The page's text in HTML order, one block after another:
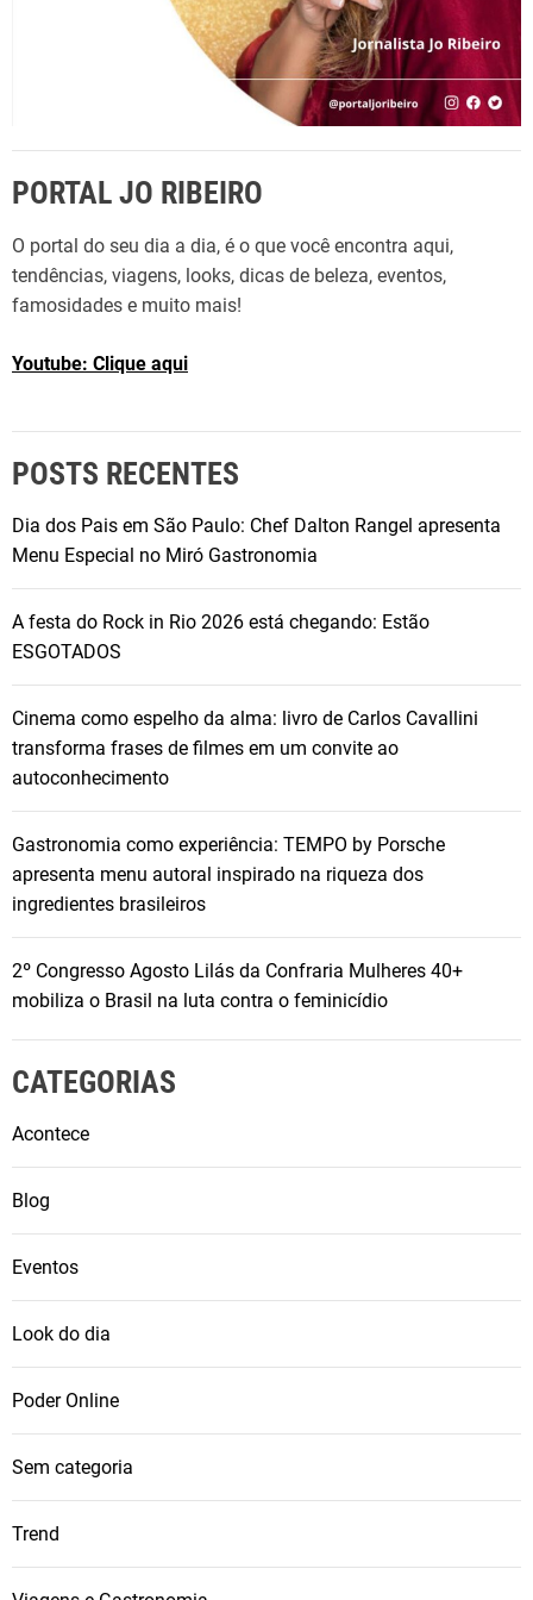
PORTAL JO RIBEIRO
O portal do seu dia a dia, é o que você encontra aqui,
tendências, viagens, looks, dicas de beleza, eventos,
famosidades e muito mais!
Youtube: Clique aqui
POSTS RECENTES
Dia dos Pais em São Paulo: Chef Dalton Rangel apresenta
Menu Especial no Miró Gastronomia
A festa do Rock in Rio 2026 está chegando: Estão
ESGOTADOS
Cinema como espelho da alma: livro de Carlos Cavallini
transforma frases de filmes em um convite ao
autoconhecimento
Gastronomia como experiência: TEMPO by Porsche
apresenta menu autoral inspirado na riqueza dos
ingredientes brasileiros
2º Congresso Agosto Lilás da Confraria Mulheres 40+
mobiliza o Brasil na luta contra o feminicídio
CATEGORIAS
Acontece
Blog
Eventos
Look do dia
Poder Online
Sem categoria
Trend